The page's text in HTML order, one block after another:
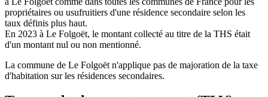
propriétaires ou usufruitiers d'une résidence secondaire selon les
taux définis plus haut.
En 2023 à Le Folgoët, le montant collecté au titre de la THS était
d'un montant nul ou non mentionné.
La commune de Le Folgoët n'applique pas de majoration de la taxe
d'habitation sur les résidences secondaires.